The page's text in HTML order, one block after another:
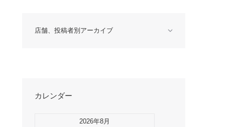
店舗、投稿者別アーカイブ
カレンダー
2026年8月